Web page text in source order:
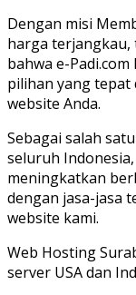
Dengan misi
harga terjangkau,
bahwa e-
pilihan yang
website Anda.
Sebagai salah
seluruh
meningkatkan
dengan jasa-jasa
website kami.
Web Hosting
server USA dan